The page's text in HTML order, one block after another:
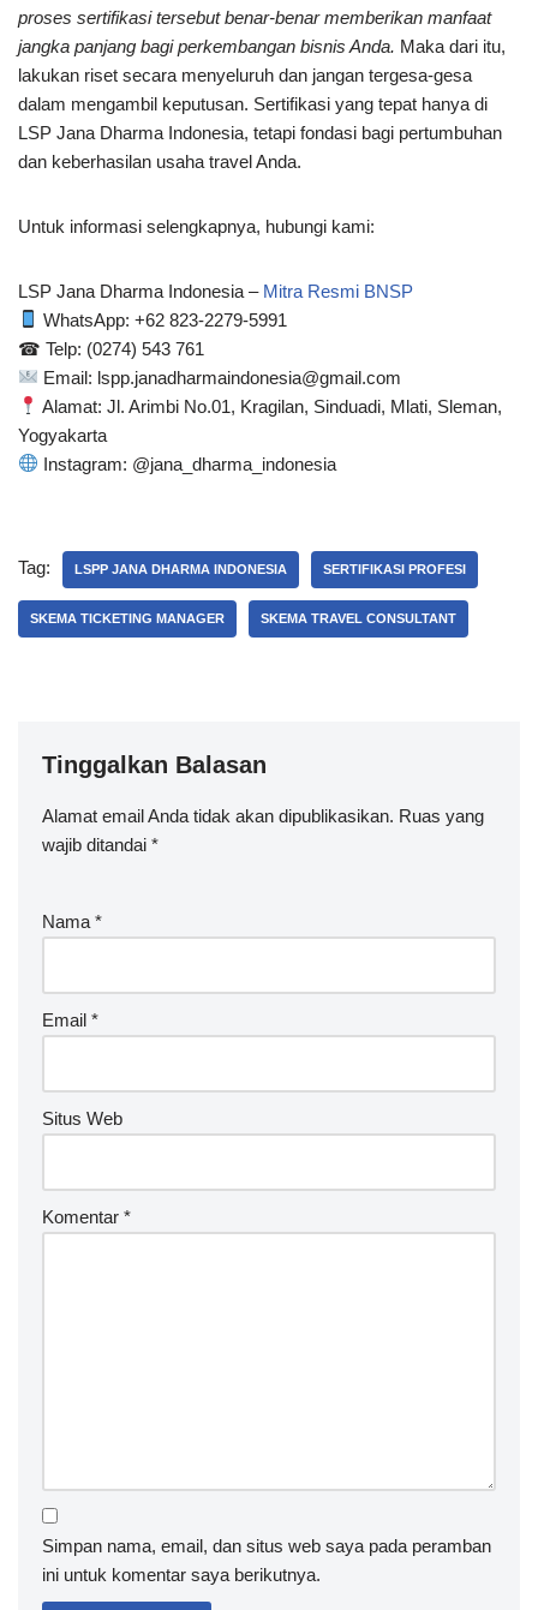
proses sertifikasi tersebut benar-benar memberikan manfaat
jangka panjang bagi perkembangan bisnis Anda. Maka dari itu,
lakukan riset secara menyeluruh dan jangan tergesa-gesa
dalam mengambil keputusan. Sertifikasi yang tepat hanya di
LSP Jana Dharma Indonesia, tetapi fondasi bagi pertumbuhan
dan keberhasilan usaha travel Anda.
Untuk informasi selengkapnya, hubungi kami:
LSP Jana Dharma Indonesia – Mitra Resmi BNSP
WhatsApp: ‪+62 823-2279-5991‬
☎ Telp: (0274) 543 761
Email: lspp.janadharmaindonesia@gmail.com
Alamat: Jl. Arimbi No.01, Kragilan, Sinduadi, Mlati, Sleman,
Yogyakarta
Instagram: @jana_dharma_indonesia
Tag: LSPP JANA DHARMA INDONESIA SERTIFIKASI PROFESI
SKEMA TICKETING MANAGER SKEMA TRAVEL CONSULTANT
Tinggalkan Balasan
Alamat email Anda tidak akan dipublikasikan. Ruas yang
wajib ditandai *
Nama *
Email *
Situs Web
Komentar *
Simpan nama, email, dan situs web saya pada peramban
ini untuk komentar saya berikutnya.